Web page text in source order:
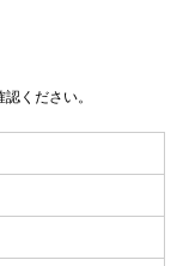
認ください。